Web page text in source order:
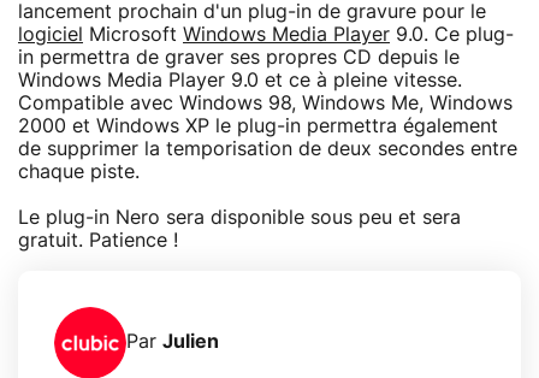
lancement prochain d'un plug-in de gravure pour le
logiciel
Microsoft Windows Media Player 9.0. Ce plug-
in permettra de graver ses propres CD depuis le
Windows Media Player 9.0 et ce à pleine vitesse.
Compatible avec Windows 98, Windows Me, Windows
2000 et Windows XP le plug-in permettra également
de supprimer la temporisation de deux secondes entre
chaque piste.
Le plug-in Nero sera disponible sous peu et sera
gratuit. Patience !
Par Julien